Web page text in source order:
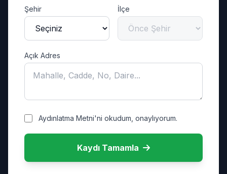
Şehir İlçe
Açık Adres
Aydınlatma Metni'ni okudum, onaylıyorum.
Kaydı Tamamla